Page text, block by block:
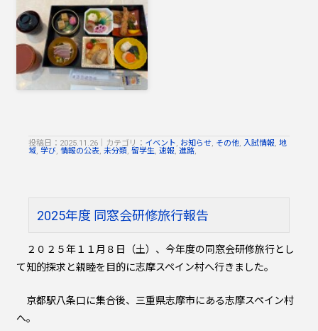
投稿日：2025.11.26 カテゴリ： イベント お知らせ その他 入試情報 地
域 学び 情報の公表 未分類 留学生 速報 進路
2025年度 同窓会研修旅行報告
２０２５年１１月８日（土）、今年度の同窓会研修旅行とし
て知的探求と親睦を目的に志摩スペイン村へ行きました。
京都駅八条口に集合後、三重県志摩市にある志摩スペイン村
へ。